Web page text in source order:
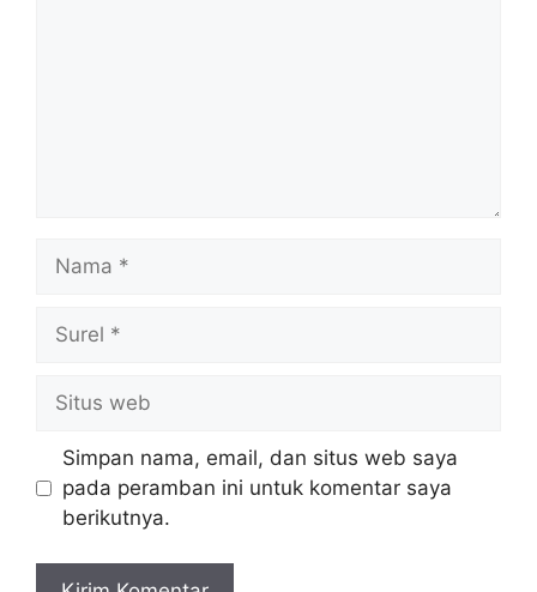
web
Simpan nama, email, dan situs web saya
pada peramban ini untuk komentar saya
berikutnya.